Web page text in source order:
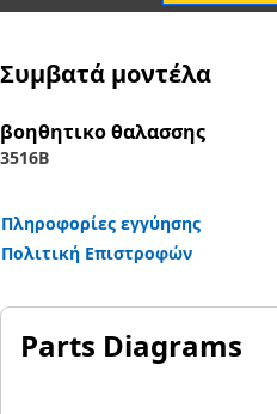
Συμβατά μοντέλα
βοηθητικο θαλασσης
3516B
Πληροφορίες εγγύησης
Πολιτική Επιστροφών
Parts Diagrams